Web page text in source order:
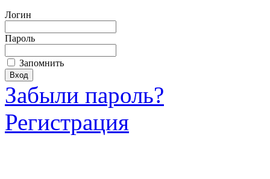
Логин
Пароль
Запомнить
Забыли пароль?
Регистрация